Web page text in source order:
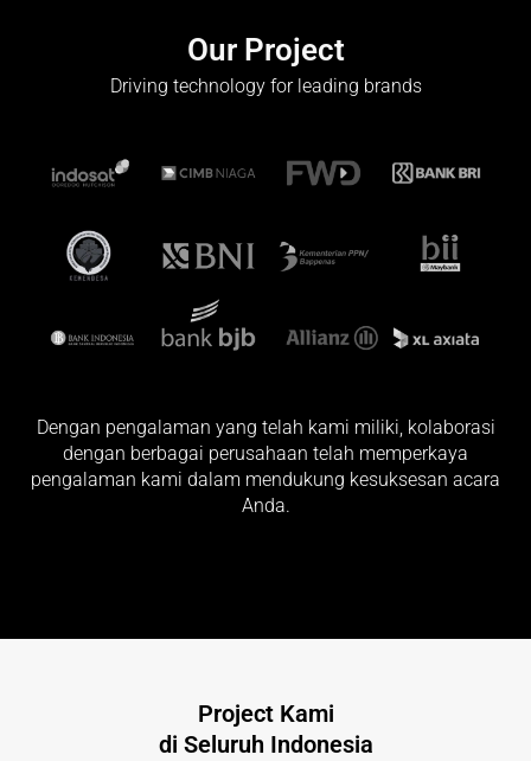
Our Project
Driving technology for leading brands
Dengan pengalaman yang telah kami miliki, kolaborasi
dengan berbagai perusahaan telah memperkaya
pengalaman kami dalam mendukung kesuksesan acara
Anda.
Project Kami
di Seluruh Indonesia